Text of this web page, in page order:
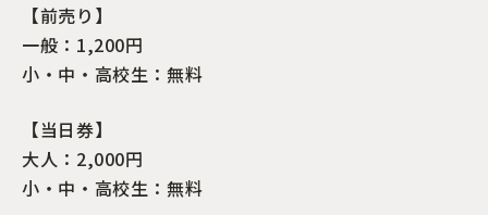
【前売り】
一般：1,200円
小・中・高校生：無料
【当日券】
大人：2,000円
小・中・高校生：無料